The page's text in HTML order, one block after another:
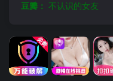
豆瓣： 不认识的女友